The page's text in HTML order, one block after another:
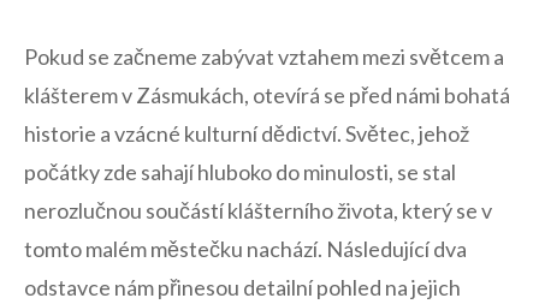
Pokud se začneme⁣ zabývat vztahem mezi světcem a
klášterem v Zásmukách, otevírá se před námi bohatá
historie ‌a vzácné kulturní dědictví. Světec, jehož
počátky zde sahají hluboko do minulosti, se stal
nerozlučnou ⁢součástí klášterního života, který se v
tomto malém městečku nachází. Následující dva
odstavce nám přinesou detailní pohled na jejich